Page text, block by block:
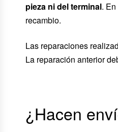
pieza ni del terminal.
recambio.
Las reparaciones
La reparación anterior
¿Hacen